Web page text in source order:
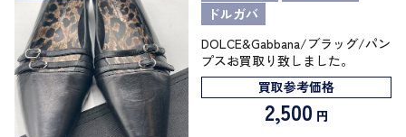
ドルガバ
DOLCE&Gabbana/ブラッグ/パン
プスお買取り致しました。
買取参考価格
2,500 円